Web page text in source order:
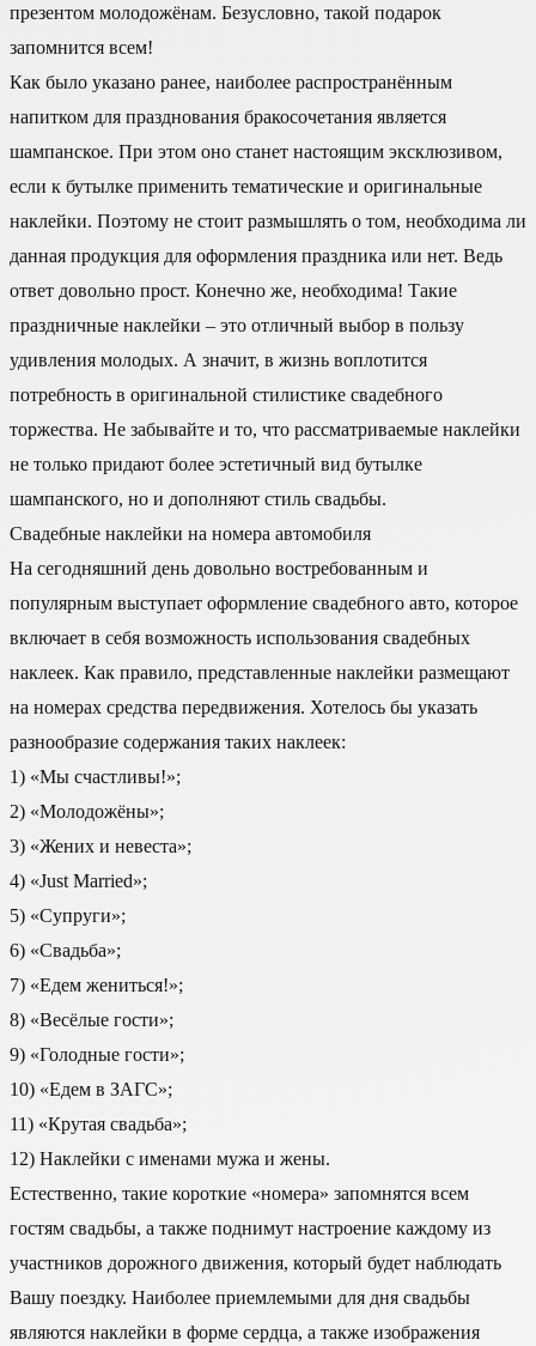
презентом молодожёнам. Безусловно, такой подарок
запомнится всем!
Как было указано ранее, наиболее распространённым
напитком для празднования бракосочетания является
шампанское. При этом оно станет настоящим эксклюзивом,
если к бутылке применить тематические и оригинальные
наклейки. Поэтому не стоит размышлять о том, необходима ли
данная продукция для оформления праздника или нет. Ведь
ответ довольно прост. Конечно же, необходима! Такие
праздничные наклейки – это отличный выбор в пользу
удивления молодых. А значит, в жизнь воплотится
потребность в оригинальной стилистике свадебного
торжества. Не забывайте и то, что рассматриваемые наклейки
не только придают более эстетичный вид бутылке
шампанского, но и дополняют стиль свадьбы.
Свадебные наклейки на номера автомобиля
На сегодняшний день довольно востребованным и
популярным выступает оформление свадебного авто, которое
включает в себя возможность использования свадебных
наклеек. Как правило, представленные наклейки размещают
на номерах средства передвижения. Хотелось бы указать
разнообразие содержания таких наклеек:
1) «Мы счастливы!»;
2) «Молодожёны»;
3) «Жених и невеста»;
4) «Just Married»;
5) «Супруги»;
6) «Свадьба»;
7) «Едем жениться!»;
8) «Весёлые гости»;
9) «Голодные гости»;
10) «Едем в ЗАГС»;
11) «Крутая свадьба»;
12) Наклейки с именами мужа и жены.
Естественно, такие короткие «номера» запомнятся всем
гостям свадьбы, а также поднимут настроение каждому из
участников дорожного движения, который будет наблюдать
Вашу поездку. Наиболее приемлемыми для дня свадьбы
являются наклейки в форме сердца, а также изображения